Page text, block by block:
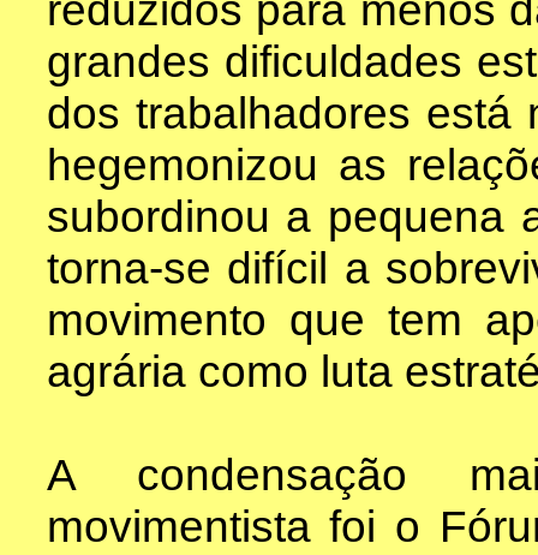
grandes dificuldades
dos trabalhadores está
hegemonizou as
subordinou a pequena
torna-se difícil a
movimento que tem
agrária como luta
A condensação
movimentista foi o